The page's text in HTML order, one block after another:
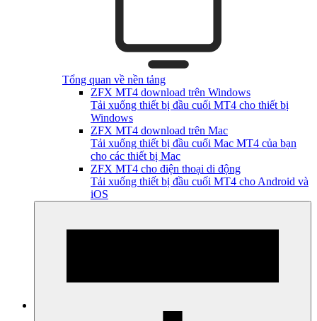
Tổng quan về nền tảng
ZFX MT4 download trên Windows
Tải xuống thiết bị đầu cuối MT4 cho thiết bị
Windows
ZFX MT4 download trên Mac
Tải xuống thiết bị đầu cuối Mac MT4 của bạn
cho các thiết bị Mac
ZFX MT4 cho điện thoại di động
Tải xuống thiết bị đầu cuối MT4 cho Android và
iOS